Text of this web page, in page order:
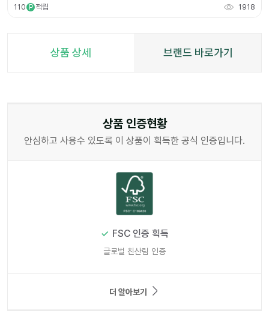
110 P 적립 1918
상품 상세 브랜드 바로가기
상품 인증현황
안심하고 사용수 있도록 이 상품이 획득한 공식 인증입니다.
FSC 인증 획득
글로벌 친산림 인증
더 알아보기